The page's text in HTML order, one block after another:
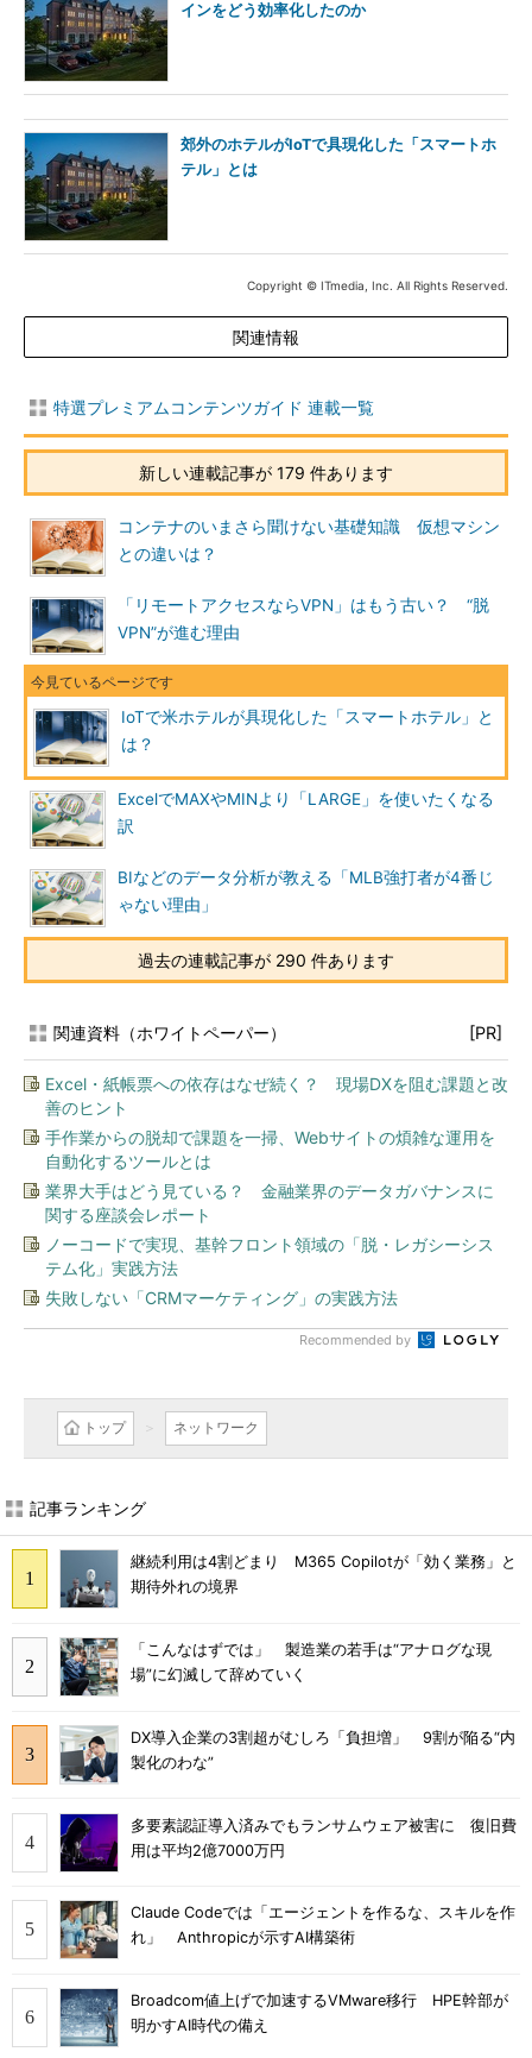
インをどう効率化したのか
郊外のホテルがIoTで具現化した「スマートホ
テル」とは
Copyright © ITmedia, Inc. All Rights Reserved.
関連情報
特選プレミアムコンテンツガイド 連載一覧
新しい連載記事が 179 件あります
コンテナのいまさら聞けない基礎知識 仮想マシン
との違いは？
「リモートアクセスならVPN」はもう古い？ “脱
VPN”が進む理由
IoTで米ホテルが具現化した「スマートホテル」と
は？
ExcelでMAXやMINより「LARGE」を使いたくなる
訳
BIなどのデータ分析が教える「MLB強打者が4番じ
ゃない理由」
過去の連載記事が 290 件あります
関連資料（ホワイトペーパー） [PR]
Excel・紙帳票への依存はなぜ続く？ 現場DXを阻む課題と改
善のヒント
手作業からの脱却で課題を一掃、Webサイトの煩雑な運用を
自動化するツールとは
業界大手はどう見ている？ 金融業界のデータガバナンスに
関する座談会レポート
ノーコードで実現、基幹フロント領域の「脱・レガシーシス
テム化」実践方法
失敗しない「CRMマーケティング」の実践方法
Recommended by
トップ ネットワーク
記事ランキング
継続利用は4割どまり M365 Copilotが「効く業務」と
期待外れの境界
「こんなはずでは」 製造業の若手は“アナログな現
場”に幻滅して辞めていく
DX導入企業の3割超がむしろ「負担増」 9割が陥る“内
製化のわな”
多要素認証導入済みでもランサムウェア被害に 復旧費
用は平均2億7000万円
Claude Codeでは「エージェントを作るな、スキルを作
れ」 Anthropicが示すAI構築術
Broadcom値上げで加速するVMware移行 HPE幹部が
明かすAI時代の備え